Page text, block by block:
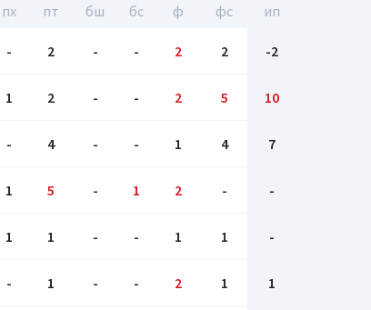
пх пт бш бc ф фс ип
- 2 - - 2 2 -2
1 2 - - 2 5 10
- 4 - - 1 4 7
1 5 - 1 2 - -
1 1 - - 1 1 -
- 1 - - 2 1 1